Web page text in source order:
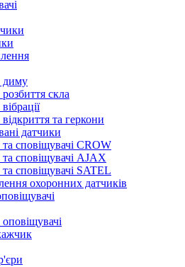
диму
скла
та геркони
датчики
сповіщувачі CROW
сповіщувачі AJAX
сповіщувачі SATEL
охоронних датчиків
оповіщувачі